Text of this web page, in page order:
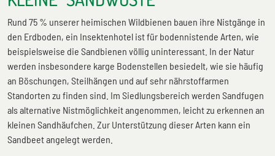
Rund 75 % unserer heimischen Wildbienen bauen ihre Nistgänge in
den Erdboden, ein Insektenhotel ist für bodennistende Arten, wie
beispielsweise die Sandbienen völlig uninteressant. In der Natur
werden insbesondere karge Bodenstellen besiedelt, wie sie häufig
an Böschungen, Steilhängen und auf sehr nährstoffarmen
Standorten zu finden sind. Im Siedlungsbereich werden Sandfugen
als alternative Nistmöglichkeit angenommen, leicht zu erkennen an
kleinen Sandhäufchen. Zur Unterstützung dieser Arten kann ein
Sandbeet angelegt werden.